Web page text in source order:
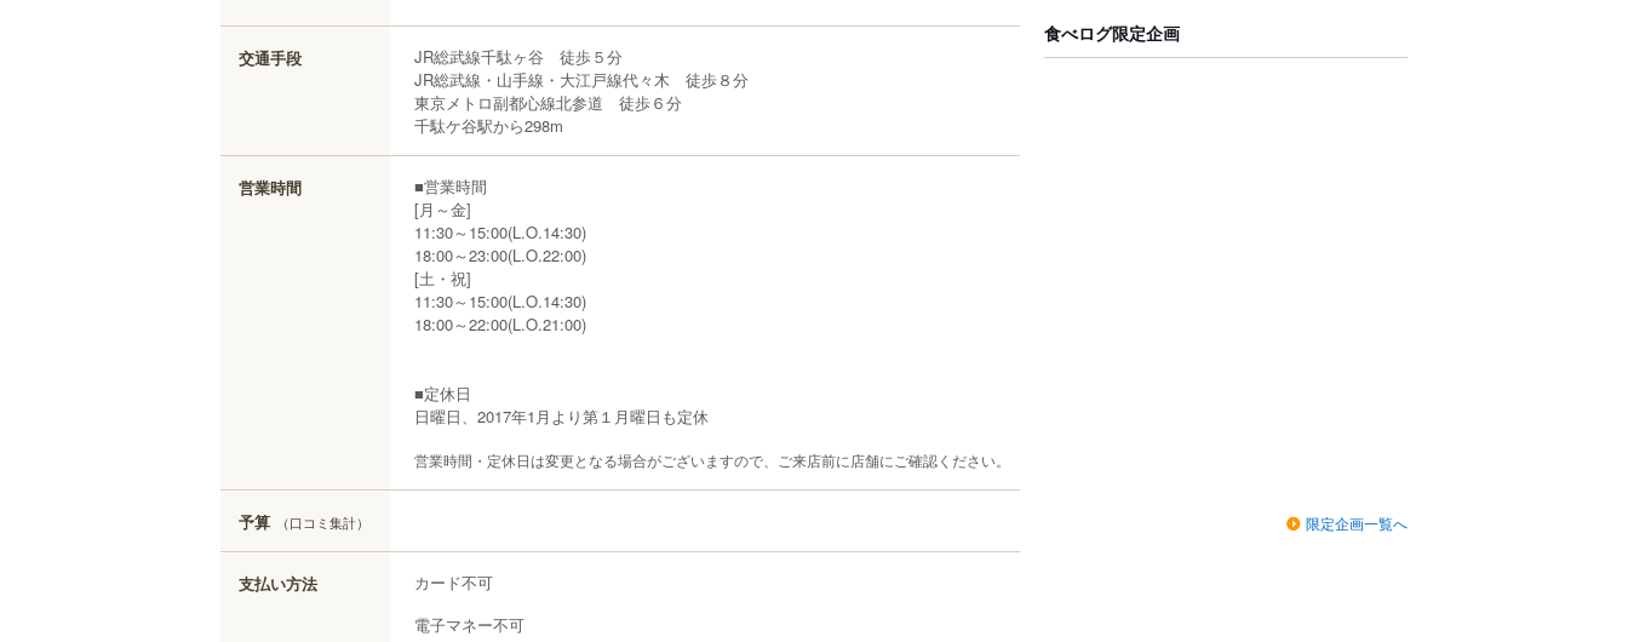
交通手段
JR総武線千駄ヶ谷 徒歩５分
JR総武線・山手線・大江戸線代々木 徒歩８分
東京メトロ副都心線北参道 徒歩６分
千駄ケ谷駅から298m
営業時間
■営業時間
[月～金]
11:30～15:00(L.O.14:30)
18:00～23:00(L.O.22:00)
[土・祝]
11:30～15:00(L.O.14:30)
18:00～22:00(L.O.21:00)
■定休日
日曜日、2017年1月より第１月曜日も定休
営業時間・定休日は変更となる場合がございますので、ご来店前に店舗にご確認ください。
予算 （口コミ集計）
支払い方法
カード不可
電子マネー不可
食べログ限定企画
限定企画一覧へ